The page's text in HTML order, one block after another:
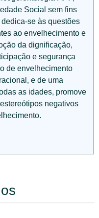
Social sem fins
se às questões
ao envelhecimento e
da dignificação,
e segurança
de envelhecimento
e de uma
as idades, promove
negativos